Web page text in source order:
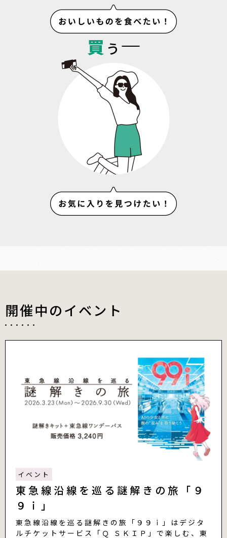
買 う
開催中のイベント
イベント
東急線沿線を巡る謎解きの旅「９
９ｉ」
東急線沿線を巡る謎解きの旅「９９ｉ」はデジタ
ルチケットサービス「Ｑ ＳＫＩＰ」で楽しむ、東